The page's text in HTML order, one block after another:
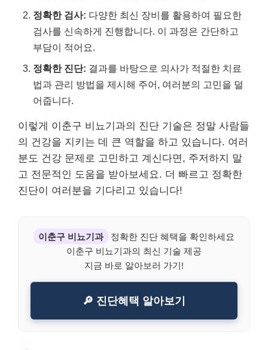
정확한 검사: 다양한 최신 장비를 활용하여 필요한
검사를 신속하게 진행합니다. 이 과정은 간단하고
부담이 적어요.
정확한 진단: 결과를 바탕으로 의사가 적절한 치료
법과 관리 방법을 제시해 주어, 여러분의 고민을 덜
어줍니다.
이렇게 이춘구 비뇨기과의 진단 기술은 정말 사람들
의 건강을 지키는 데 큰 역할을 하고 있습니다. 여러
분도 건강 문제로 고민하고 계신다면, 주저하지 말
고 전문적인 도움을 받아보세요. 더 빠르고 정확한
진단이 여러분을 기다리고 있습니다!
이춘구 비뇨기과
정확한 진단 혜택을 확인하세요
이춘구 비뇨기과의 최신 기술 제공
지금 바로 알아보러 가기!
🔎 진단혜택 알아보기